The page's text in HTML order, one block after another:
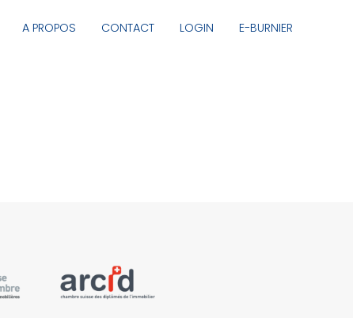
A PROPOS CONTACT LOGIN E-BURNIER